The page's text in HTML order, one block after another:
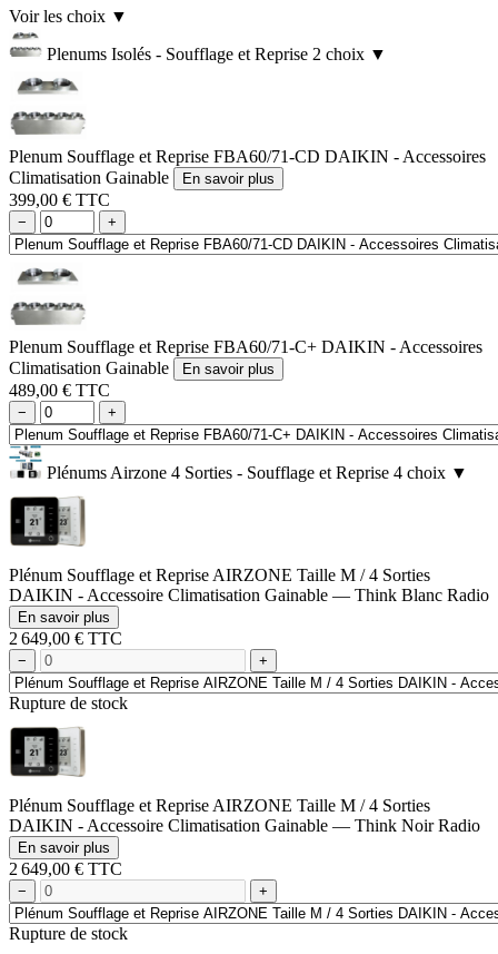
Voir les choix ▼
Plenums Isolés - Soufflage et Reprise 2 choix ▼
Plenum Soufflage et Reprise FBA60/71-CD DAIKIN - Accessoires
Climatisation Gainable
En savoir plus
399,00 € TTC
− +
Plenum Soufflage et Reprise FBA60/71-C+ DAIKIN - Accessoires
Climatisation Gainable
En savoir plus
489,00 € TTC
− +
Plénums Airzone 4 Sorties - Soufflage et Reprise 4 choix ▼
Plénum Soufflage et Reprise AIRZONE Taille M / 4 Sorties
DAIKIN - Accessoire Climatisation Gainable — Think Blanc Radio
En savoir plus
2 649,00 € TTC
− +
Rupture de stock
Plénum Soufflage et Reprise AIRZONE Taille M / 4 Sorties
DAIKIN - Accessoire Climatisation Gainable — Think Noir Radio
En savoir plus
2 649,00 € TTC
− +
Rupture de stock